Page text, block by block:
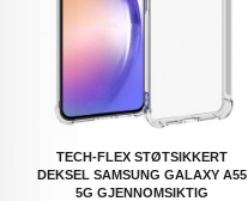
TECH-FLEX STØTSIKKERT
DEKSEL SAMSUNG GALAXY A55
5G GJENNOMSIKTIG